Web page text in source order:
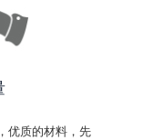
优质的材料，先